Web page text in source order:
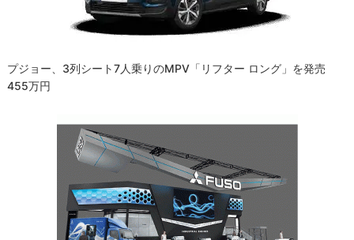
プジョー、3列シート7人乗りのMPV「リフター ロング」を発売
455万円